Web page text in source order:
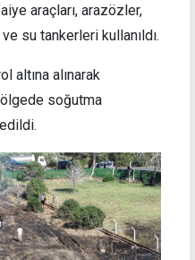
araçları, arazözler,
su tankerleri kullanıldı.
altına alınarak
soğutma